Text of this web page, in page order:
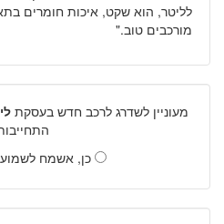
לליטר, הוא שקט, איכות חומרים
מורכבים טוב."
מעוניין לשדרג לרכב חדש בעסקת
כן, אשמח לשמוע